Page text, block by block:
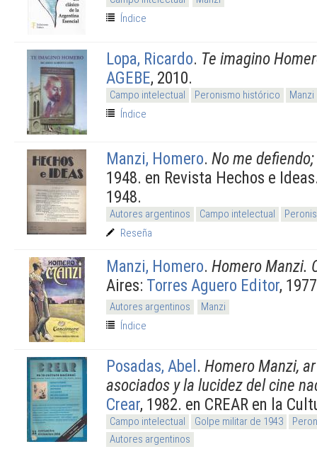
Índice
Lopa, Ricardo. Te imagino
AGEBE, 2010.
Campo intelectual Peronismo histórico
Manzi
Índice
Manzi, Homero. No me
1948. en Revista Hechos e
1948.
Autores argentinos Campo intelectual
Reseña
Manzi, Homero. Homero Manzi.
Aires: Torres Aguero Editor,
Autores argentinos
Manzi
Índice
Posadas, Abel. Homero Manzi,
asociados y la lucidez del cine
Crear, 1982. en CREAR en la
Campo intelectual Golpe militar de 1943
Autores argentinos